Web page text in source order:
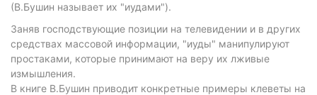
(В.Бушин называет их "иудами").
Заняв господствующие позиции на телевидении и в других
средствах массовой информации, "иуды" манипулируют
простаками, которые принимают на веру их лживые
измышления.
В книге В.Бушин приводит конкретные примеры клеветы на